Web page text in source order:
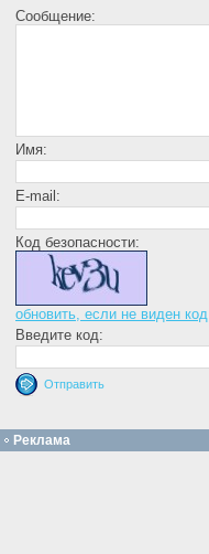
Сообщение:
Имя:
E-mail:
Код безопасности:
обновить, если не виден код
Введите код:
Реклама